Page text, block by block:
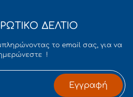
ΔΕΛΤΙΟ
το email σας, για να
!
Εγγραφή